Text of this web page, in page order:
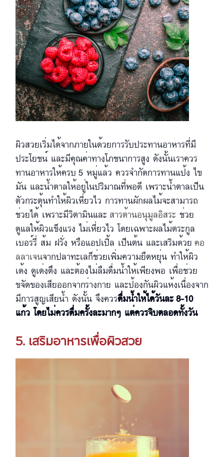
ผิวสวยเริ่มได้จากภายในด้วยการรับประทานอาหารที่มี
ประโยชน์ และมีคุณค่าทางโภชนาการสูง ดังนั้นเราควร
ทานอาหารให้ครบ 5 หมู่แล้ว ควรจำกัดการทานแป้ง ไข
มัน และน้ำตาลให้อยู่ในปริมาณที่พอดี เพราะน้ำตาลเป็น
ตัวกระตุ้นทำให้ผิวเหี่ยวไว การทานผักผลไม้จะสามารถ
ช่วยได้ เพราะมีวิตามินและ สารต้านอนุมูลอิสระ ช่วย
ดูแลให้ผิวแข็งแรง ไม่เหี่ยวไว โดยเฉพาะผลไม้ตระกูล
เบอร์รี่ ส้ม ฝรั่ง หรือแอปเปิ้ล เป็นต้น และเสริมด้วยคอ
ลลาเจนจากปลาทะเลก็ช่วยเพิ่มความยืดหยุ่น ทำให้ผิว
เด้ง ดูเต่งตึง และต้องไม่ลืมดื่มน้ำให้เพียงพอ เพื่อช่วย
ขจัดของเสียออกจากร่างกาย และป้องกันผิวแห้งเนื่องจาก
มีการสูญเสียน้ำ ดังนั้น จึงควรดื่มน้ำให้ได้วันละ 8-10
แก้ว โดยไม่ควรดื่มครั้งละมากๆ แต่ควรจิบตลอดทั้งวัน
5. เสริมอาหารเพื่อผิวสวย